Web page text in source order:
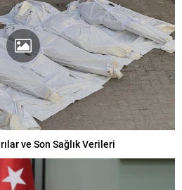
ve Son Sağlık Verileri